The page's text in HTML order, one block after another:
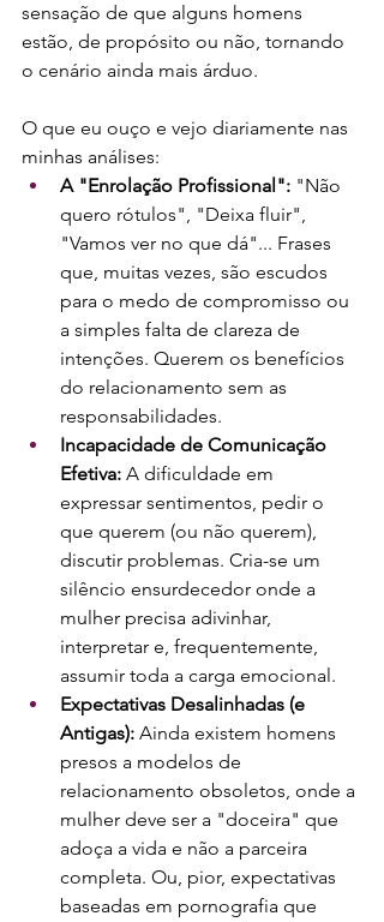
sensação de que alguns homens
estão, de propósito ou não, tornando
o cenário ainda mais árduo.
O que eu ouço e vejo diariamente nas
minhas análises:
A "Enrolação Profissional": "Não
quero rótulos", "Deixa fluir",
"Vamos ver no que dá"... Frases
que, muitas vezes, são escudos
para o medo de compromisso ou
a simples falta de clareza de
intenções. Querem os benefícios
do relacionamento sem as
responsabilidades.
Incapacidade de Comunicação
Efetiva: A dificuldade em
expressar sentimentos, pedir o
que querem (ou não querem),
discutir problemas. Cria-se um
silêncio ensurdecedor onde a
mulher precisa adivinhar,
interpretar e, frequentemente,
assumir toda a carga emocional.
Expectativas Desalinhadas (e
Antigas): Ainda existem homens
presos a modelos de
relacionamento obsoletos, onde a
mulher deve ser a "doceira" que
adoça a vida e não a parceira
completa. Ou, pior, expectativas
baseadas em pornografia que